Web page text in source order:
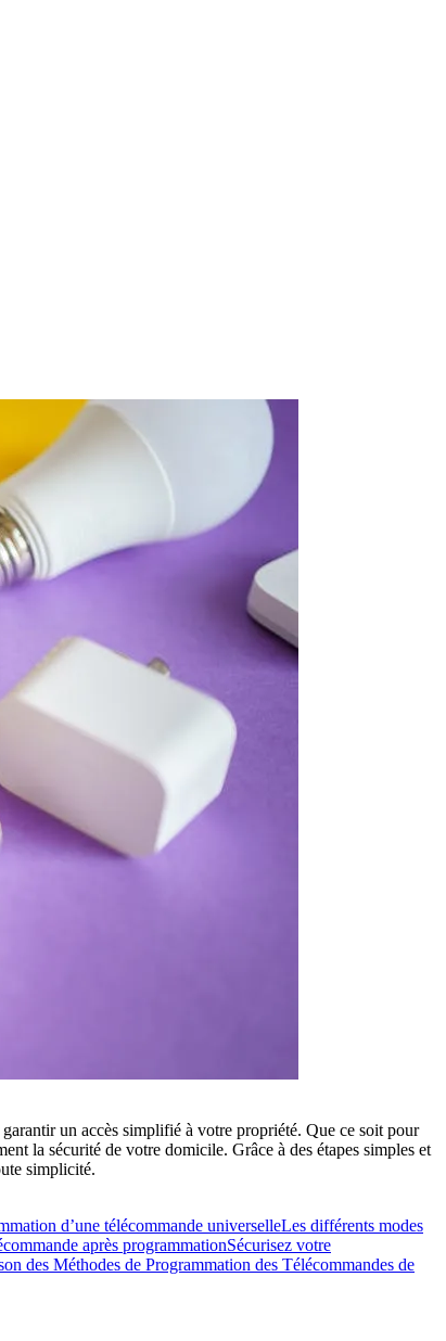
un accès simplifié à votre propriété. Que ce soit pour
la sécurité de votre domicile. Grâce à des étapes simples et
simplicité.
d’une télécommande universelleLes différents modes
après programmationSécurisez votre
des Méthodes de Programmation des Télécommandes de